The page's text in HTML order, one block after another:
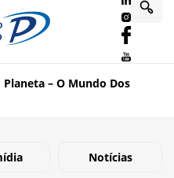
Planeta – O Mundo Dos
Notícias